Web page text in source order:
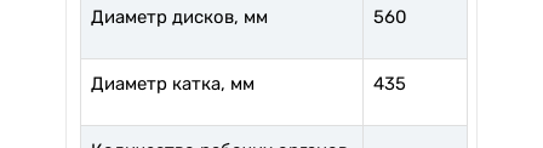
Диаметр дисков, мм 560
Диаметр катка, мм 435